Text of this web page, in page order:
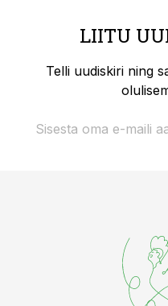
LIITU
Telli uudiskiri ning